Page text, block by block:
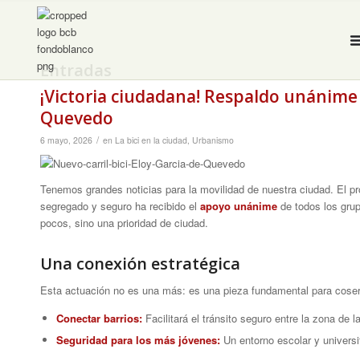
Entradas
¡Victoria ciudadana! Respaldo
Quevedo
6 mayo, 2026 / en La bici en la ciudad, Urbanismo
Tenemos grandes noticias para la movilidad de nuestra ciudad. El
segregado y seguro ha recibido el apoyo unánime de todos los
pocos, sino una prioridad de ciudad.
Una conexión estratégica
Esta actuación no es una más: es una pieza fundamental para
Conectar barrios: Facilitará el tránsito seguro entre la zona de
Seguridad para los más jóvenes: Un entorno escolar y